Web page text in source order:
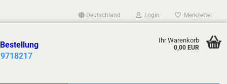
Deutschland Login Merkzettel
Ihr Warenkorb
0,00 EUR